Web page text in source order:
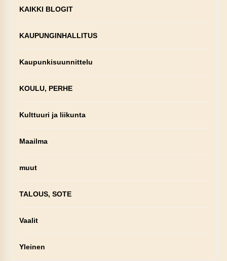
KAIKKI BLOGIT
KAUPUNGINHALLITUS
Kaupunkisuunnittelu
KOULU, PERHE
Kulttuuri ja liikunta
Maailma
muut
TALOUS, SOTE
Vaalit
Yleinen